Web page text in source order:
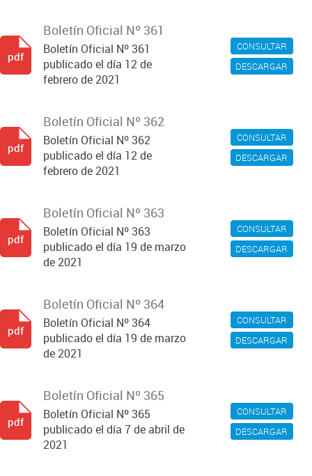
CONSULTAR
DESCARGAR
Boletín Oficial Nº 361
Boletín Oficial Nº 361
publicado el día 12 de
febrero de 2021
pdf
CONSULTAR
DESCARGAR
Boletín Oficial Nº 362
Boletín Oficial Nº 362
publicado el día 12 de
febrero de 2021
pdf
CONSULTAR
DESCARGAR
Boletín Oficial Nº 363
Boletín Oficial Nº 363
publicado el día 19 de marzo
de 2021
pdf
CONSULTAR
DESCARGAR
Boletín Oficial Nº 364
Boletín Oficial Nº 364
publicado el día 19 de marzo
de 2021
pdf
CONSULTAR
DESCARGAR
Boletín Oficial Nº 365
Boletín Oficial Nº 365
publicado el día 7 de abril de
2021
pdf